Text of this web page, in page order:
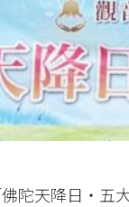
陀天降日‧五